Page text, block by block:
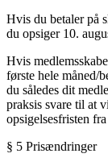
Hvis du betaler på
du opsiger 10.
Hvis
første hele måned/
du således dit
praksis svare til at
opsigelsesfristen
§ 5 Prisændringer